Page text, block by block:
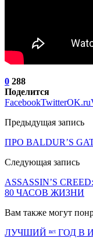
0 288
Поделится
FacebookTwitterOK.ru
Предыдущая запись
ПРО BALDUR’S
Следующая запись
ASSASSIN’S
80 ЧАСОВ ЖИЗНИ
Вам также могут
ЛУЧШИЙ ⁿᵉᵗ ГОД